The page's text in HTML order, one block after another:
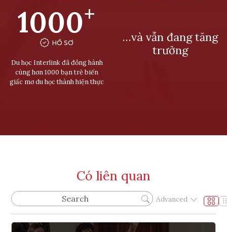
1000+
HỒ SƠ
Du học Interlink đã đồng hành
cùng hơn 1000 bạn trẻ biến
giấc mơ du học thành hiện thực
…và vẫn đang tăng
trưởng
Có liên quan
Advanced